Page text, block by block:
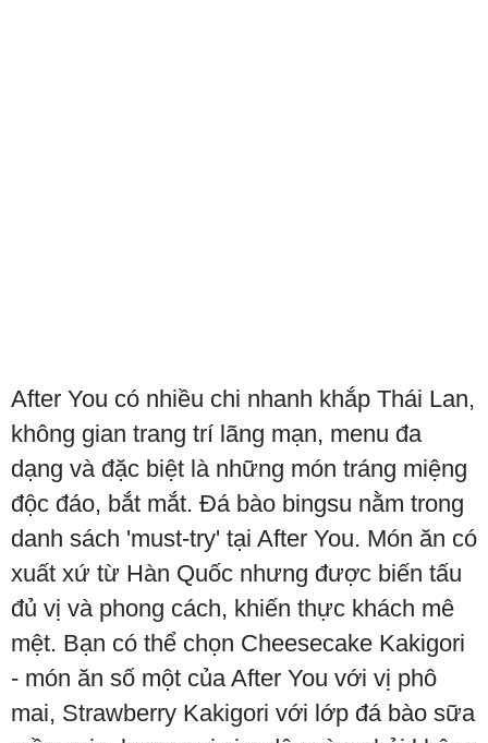
After You có nhiều chi nhanh khắp Thái Lan,
không gian trang trí lãng mạn, menu đa
dạng và đặc biệt là những món tráng miệng
độc đáo, bắt mắt. Đá bào bingsu nằm trong
danh sách 'must-try' tại After You. Món ăn có
xuất xứ từ Hàn Quốc nhưng được biến tấu
đủ vị và phong cách, khiến thực khách mê
mệt. Bạn có thể chọn Cheesecake Kakigori
- món ăn số một của After You với vị phô
mai, Strawberry Kakigori với lớp đá bào sữa